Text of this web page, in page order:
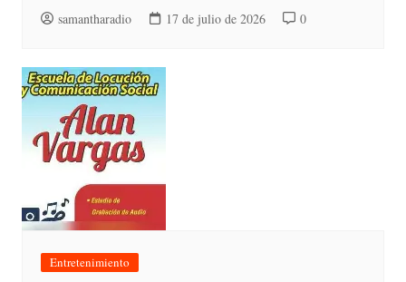
samantharadio 17 de julio de 2026 0
Entretenimiento